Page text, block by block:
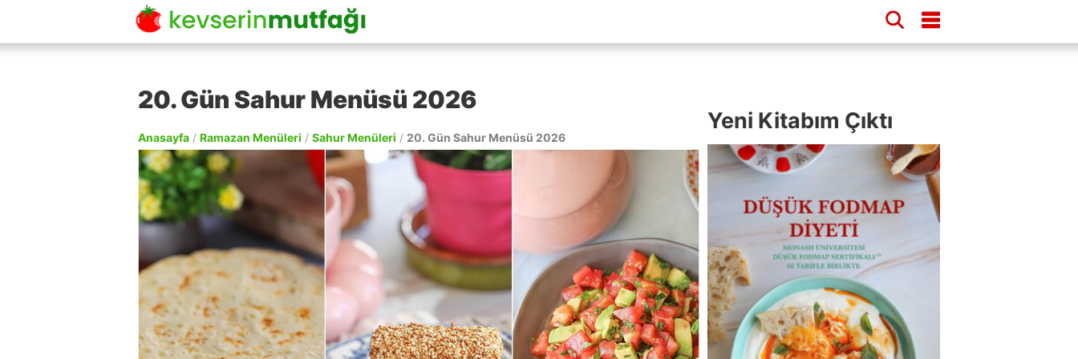
20. Gün Sahur Menüsü 2026
Anasayfa / Ramazan Menüleri / Sahur Menüleri / 20. Gün Sahur Menüsü 2026
Yeni Kitabım Çıktı